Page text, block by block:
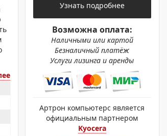
Узнать подробнее
Возможна оплата:
Наличными или картой
Безналичный платёж
Услуги лизинга и аренды
Артрон компьютерс является
официальным партнером
Kyocera